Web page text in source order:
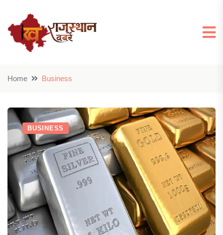
Home Business
BUSINESS